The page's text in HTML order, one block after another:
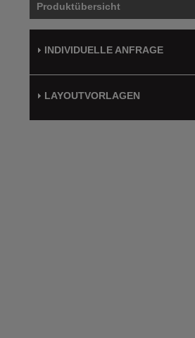
Produktübersicht
INDIVIDUELLE ANFRAGE
LAYOUTVORLAGEN